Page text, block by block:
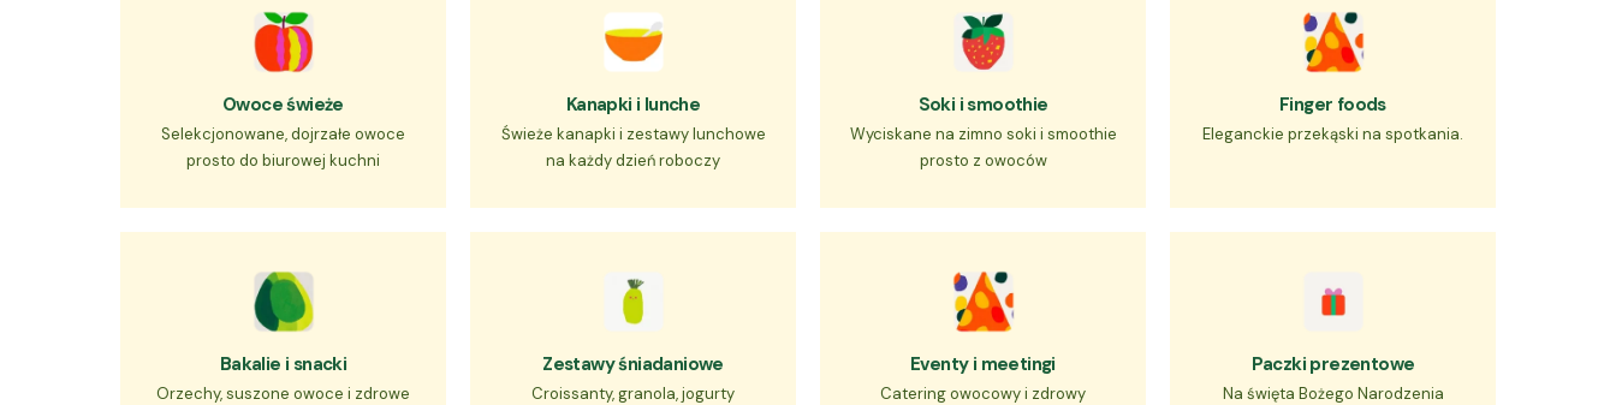
Owoce świeże
Selekcjonowane, dojrzałe owoce
prosto do biurowej kuchni
Kanapki i lunche
Świeże kanapki i zestawy lunchowe
na każdy dzień roboczy
Soki i smoothie
Wyciskane na zimno soki i smoothie
prosto z owoców
Finger foods
Eleganckie przekąski na spotkania.
Bakalie i snacki
Orzechy, suszone owoce i zdrowe
Zestawy śniadaniowe
Croissanty, granola, jogurty
Eventy i meetingi
Catering owocowy i zdrowy
Paczki prezentowe
Na święta Bożego Narodzenia